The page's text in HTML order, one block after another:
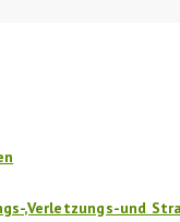
,Verletzungs-und